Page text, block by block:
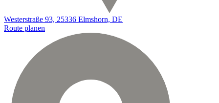
Westerstraße 93, 25336 Elmshorn, DE
Route planen